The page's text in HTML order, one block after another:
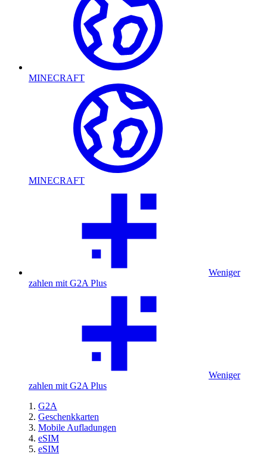
MINECRAFT
MINECRAFT
Weniger
zahlen mit G2A Plus
Weniger
zahlen mit G2A Plus
G2A
Geschenkkarten
Mobile Aufladungen
eSIM
eSIM